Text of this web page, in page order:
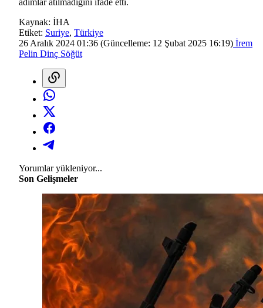
Kaynak: İHA
Etiket: Suriye, Türkiye
26 Aralık 2024 01:36 (Güncelleme: 12 Şubat 2025 16:19) İrem
Pelin Dinç Söğüt
Yorumlar yükleniyor...
Son Gelişmeler